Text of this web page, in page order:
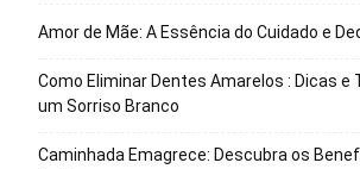
Amor de Mãe: A Essência do Cuidado e
Como Eliminar Dentes Amarelos : Dicas
um Sorriso Branco
Caminhada Emagrece: Descubra os